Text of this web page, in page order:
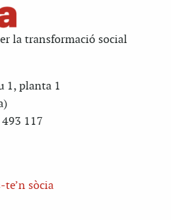
la transformació social
1, planta 1
117
te’n sòcia